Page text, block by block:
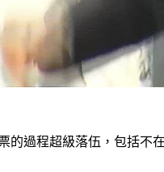
過程超級落伍，包括不